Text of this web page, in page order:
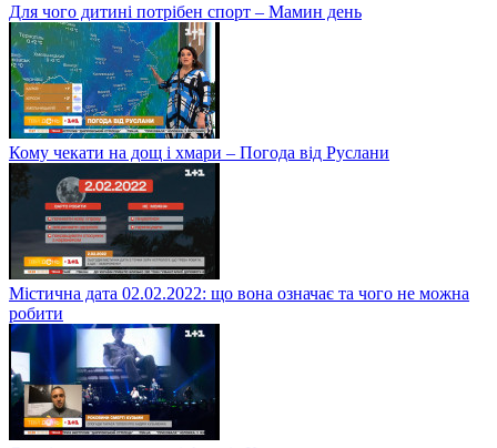
Для чого дитині потрібен спорт – Мамин день
Кому чекати на дощ і хмари – Погода від Руслани
Містична дата 02.02.2022: що вона означає та чого не можна
робити